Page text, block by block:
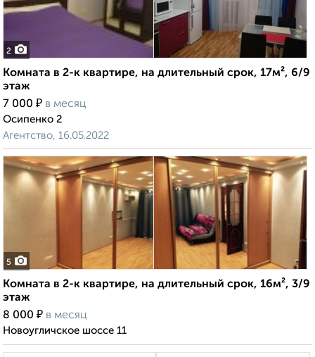
2
Комната в 2-к квартире, на длительный срок, 17м², 6/9
этаж
7 000 ₽ в месяц
Осипенко 2
Агентство, 16.05.2022
5
Комната в 2-к квартире, на длительный срок, 16м², 3/9
этаж
8 000 ₽ в месяц
Новоугличское шоссе 11